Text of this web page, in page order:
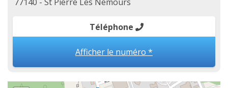
Téléphone
Afficher le numéro *